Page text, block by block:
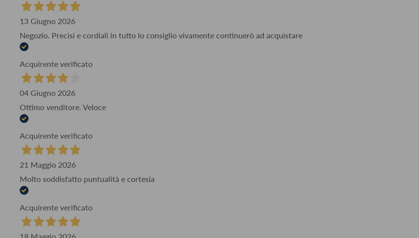
13 Giugno 2026
Negozio. Precisi e cordiali in tutto lo consiglio vivamente continuerò ad acquistare
Acquirente verificato
04 Giugno 2026
Ottimo venditore. Veloce
Acquirente verificato
21 Maggio 2026
Molto soddisfatto puntualità e cortesia
Acquirente verificato